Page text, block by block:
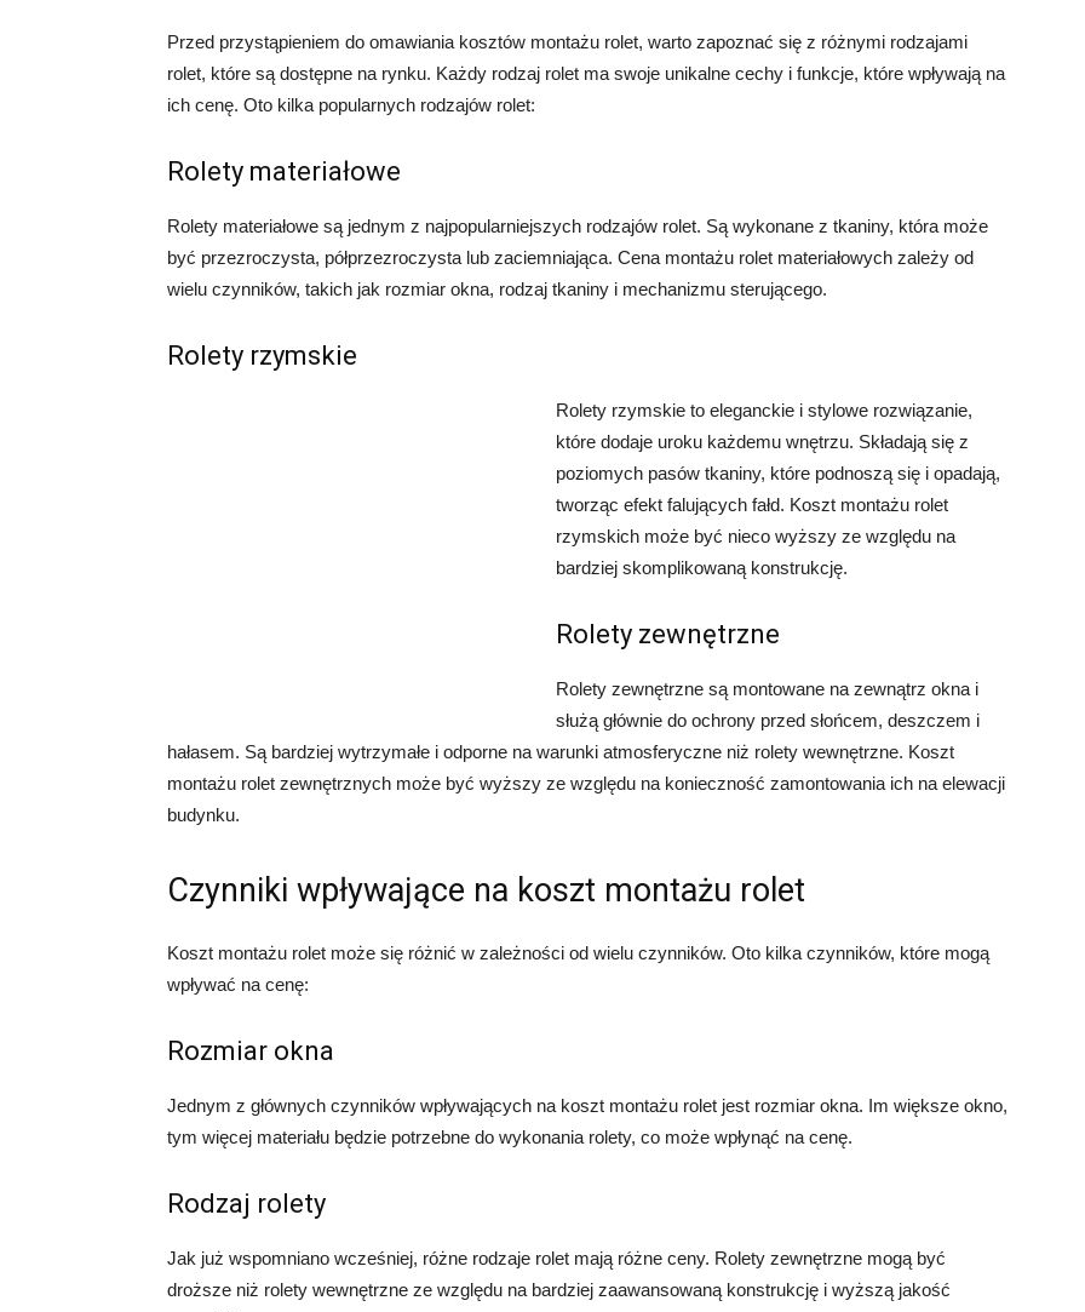
Przed przystąpieniem do omawiania kosztów montażu rolet, warto zapoznać się z różnymi rodzajami
rolet, które są dostępne na rynku. Każdy rodzaj rolet ma swoje unikalne cechy i funkcje, które wpływają na
ich cenę. Oto kilka popularnych rodzajów rolet:
Rolety materiałowe
Rolety materiałowe są jednym z najpopularniejszych rodzajów rolet. Są wykonane z tkaniny, która może
być przezroczysta, półprzezroczysta lub zaciemniająca. Cena montażu rolet materiałowych zależy od
wielu czynników, takich jak rozmiar okna, rodzaj tkaniny i mechanizmu sterującego.
Rolety rzymskie
Rolety rzymskie to eleganckie i stylowe rozwiązanie,
które dodaje uroku każdemu wnętrzu. Składają się z
poziomych pasów tkaniny, które podnoszą się i opadają,
tworząc efekt falujących fałd. Koszt montażu rolet
rzymskich może być nieco wyższy ze względu na
bardziej skomplikowaną konstrukcję.
Rolety zewnętrzne
Rolety zewnętrzne są montowane na zewnątrz okna i
służą głównie do ochrony przed słońcem, deszczem i
hałasem. Są bardziej wytrzymałe i odporne na warunki atmosferyczne niż rolety wewnętrzne. Koszt
montażu rolet zewnętrznych może być wyższy ze względu na konieczność zamontowania ich na elewacji
budynku.
Czynniki wpływające na koszt montażu rolet
Koszt montażu rolet może się różnić w zależności od wielu czynników. Oto kilka czynników, które mogą
wpływać na cenę:
Rozmiar okna
Jednym z głównych czynników wpływających na koszt montażu rolet jest rozmiar okna. Im większe okno,
tym więcej materiału będzie potrzebne do wykonania rolety, co może wpłynąć na cenę.
Rodzaj rolety
Jak już wspomniano wcześniej, różne rodzaje rolet mają różne ceny. Rolety zewnętrzne mogą być
droższe niż rolety wewnętrzne ze względu na bardziej zaawansowaną konstrukcję i wyższą jakość